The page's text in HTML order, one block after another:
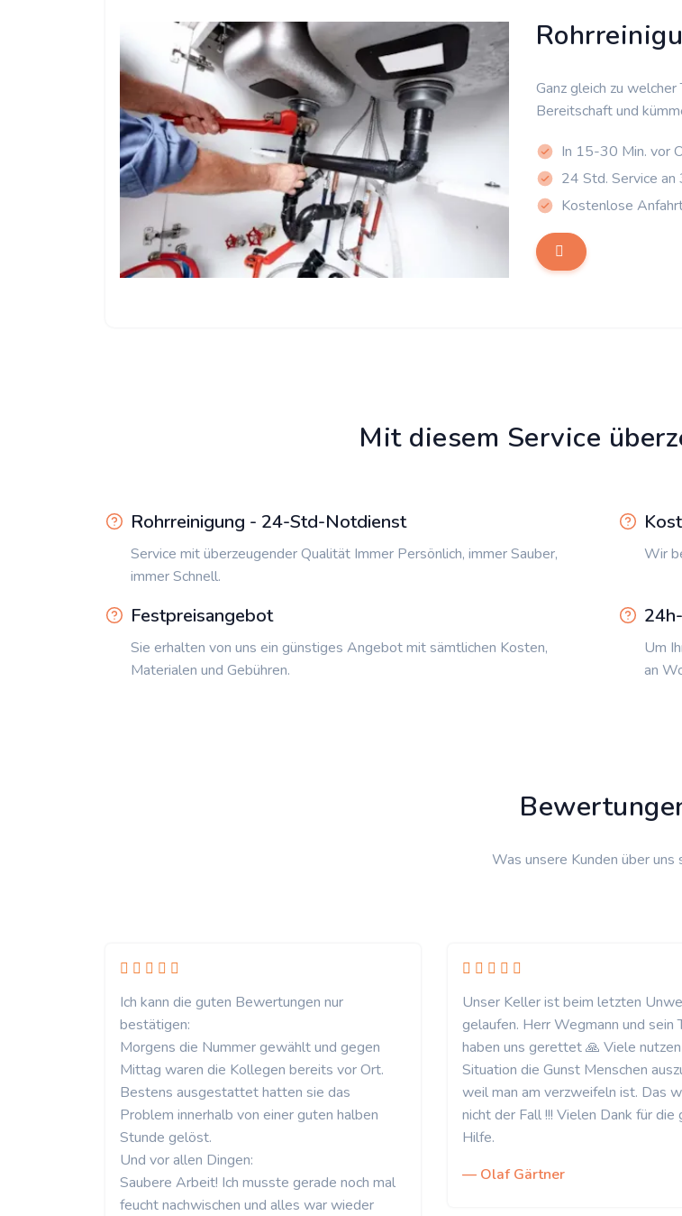
Ganz gleich zu
Bereitschaft und
In 15-30 Min. vor
24 Std. Service an
Kostenlose
Mit diesem Service
Rohrreinigung - 24-Std-Notdienst
Service mit überzeugender Qualität Immer Persönlich, immer Sauber,
immer Schnell.
Wir
Festpreisangebot
Sie erhalten von uns ein günstiges Angebot mit sämtlichen Kosten,
Materialen und Gebühren.
Um
an
Was unsere Kunden über uns
Ich kann die guten Bewertungen nur
bestätigen:
Morgens die Nummer gewählt und gegen
Mittag waren die Kollegen bereits vor Ort.
Bestens ausgestattet hatten sie das
Problem innerhalb von einer guten halben
Stunde gelöst.
Und vor allen Dingen:
Saubere Arbeit! Ich musste gerade noch mal
feucht nachwischen und alles war wieder
Unser Keller ist beim letzten
gelaufen. Herr Wegmann und sein
haben uns gerettet 🙏 Viele
Situation die Gunst Menschen
weil man am verzweifeln ist. Das
nicht der Fall !!! Vielen Dank für die
Hilfe.
— Olaf Gärtner